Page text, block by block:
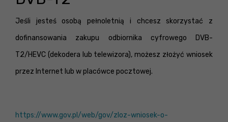
Jeśli jesteś osobą pełnoletnią i chcesz skorzystać z
dofinansowania zakupu odbiornika cyfrowego DVB-
T2/HEVC (dekodera lub telewizora), możesz złożyć wniosek
przez Internet lub w placówce pocztowej.
https://www.gov.pl/web/gov/zloz-wniosek-o-